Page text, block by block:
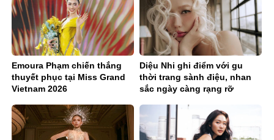
Emoura Phạm chiến thắng
thuyết phục tại Miss Grand
Vietnam 2026
Diệu Nhi ghi điểm với gu
thời trang sành điệu, nhan
sắc ngày càng rạng rỡ